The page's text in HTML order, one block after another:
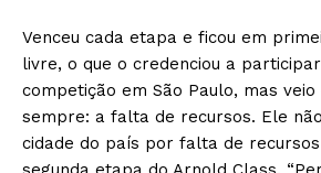
Venceu cada etapa e ficou em
livre, o que o credenciou a
competição em São Paulo, mas
sempre: a falta de recursos. Ele
cidade do país por falta de